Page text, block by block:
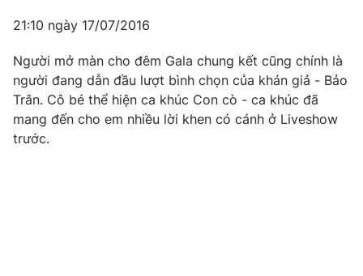
21:10 ngày 17/07/2016
Người mở màn cho đêm Gala chung kết cũng chính là
người đang dẫn đầu lượt bình chọn của khán giả - Bảo
Trân. Cô bé thể hiện ca khúc Con cò - ca khúc đã
mang đến cho em nhiều lời khen có cánh ở Liveshow
trước.